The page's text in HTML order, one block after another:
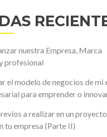
nuestra Empresa, Marca
profesional
el modelo de negocios de mi
para emprender o
a realizar en un
tu empresa (Parte II)